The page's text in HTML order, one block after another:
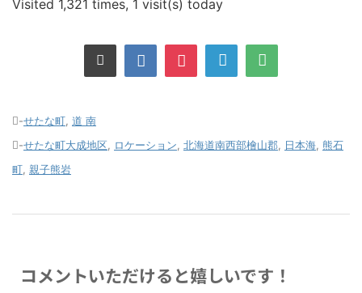
Visited 1,321 times, 1 visit(s) today
-せたな町 道 南
-せたな町大成地区 ロケーション 北海道南西部檜山郡 日本海 熊石
町 親子熊岩
コメントいただけると嬉しいです！